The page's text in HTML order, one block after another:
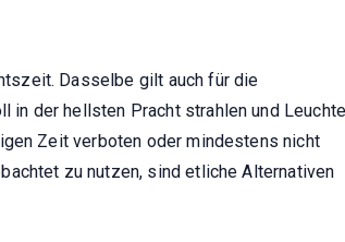
Dasselbe gilt auch für die
in der hellsten Pracht strahlen und
Zeit verboten oder mindestens nicht
zu nutzen, sind etliche Alternativen